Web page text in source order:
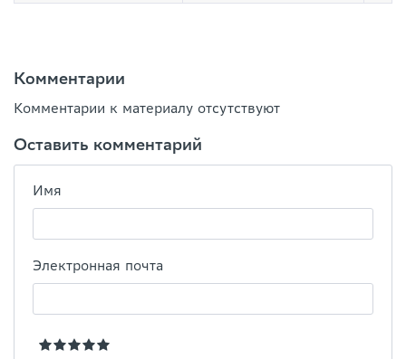
Комментарии
Комментарии к материалу отсутствуют
Оставить комментарий
Имя
Электронная почта